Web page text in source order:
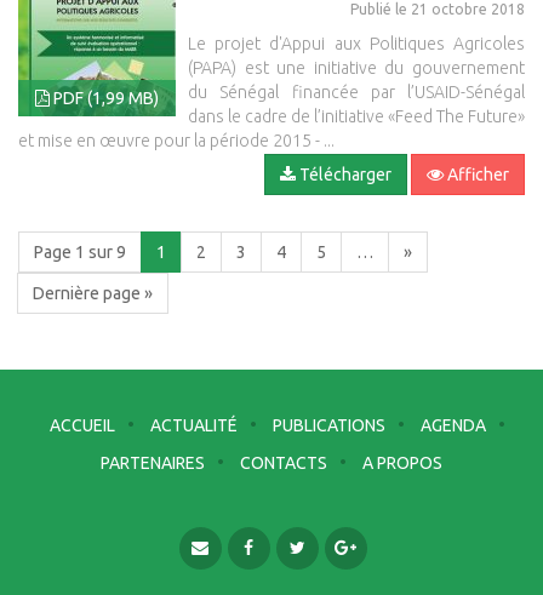
PDF (1,99 MB)
Publié le 21 octobre 2018
Le projet d'Appui aux Politiques Agricoles
(PAPA) est une initiative du gouvernement
du Sénégal financée par l’USAID-Sénégal
dans le cadre de l’initiative «Feed The Future»
et mise en œuvre pour la période 2015 - ...
Télécharger
Afficher
Page 1 sur 9 1 2 3 4 5 … »
Dernière page »
ACCUEIL ACTUALITÉ PUBLICATIONS
AGENDA
PARTENAIRES
CONTACTS A PROPOS